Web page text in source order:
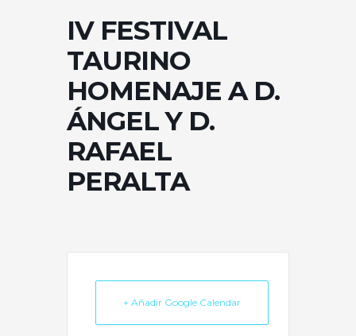
IV FESTIVAL
TAURINO
HOMENAJE A D.
ÁNGEL Y D.
RAFAEL
PERALTA
+ Añadir Google Calendar